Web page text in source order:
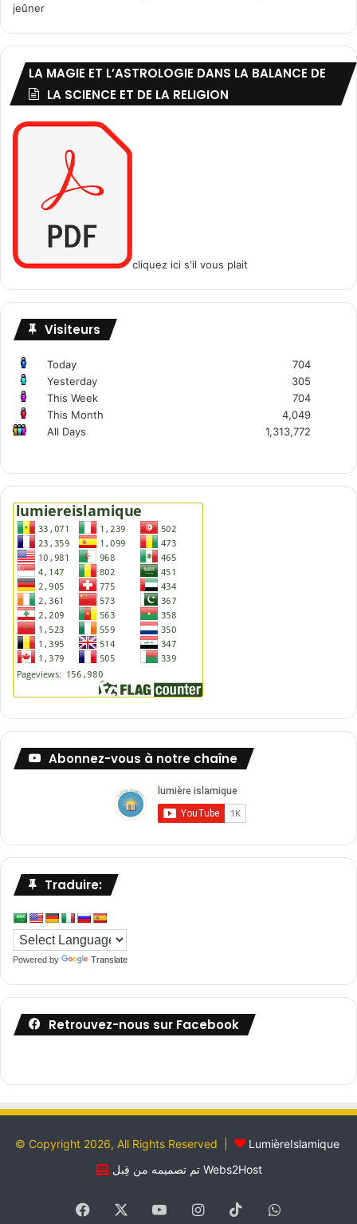
jeûner
LA MAGIE ET L’ASTROLOGIE DANS LA BALANCE DE
LA SCIENCE ET DE LA RELIGION
cliquez ici s'il vous plait
Visiteurs
Today
704
Yesterday
305
This Week
704
This Month
4,049
All Days
1,313,772
Abonnez-vous à notre chaîne
Traduire:
Powered by Translate
Retrouvez-nous sur Facebook
© Copyright 2026, All Rights Reserved |
LumièreIslamique
تم تصميمه من قِبل Webs2Host
Facebook YouTubeInstagram
TikTokWhatsApp